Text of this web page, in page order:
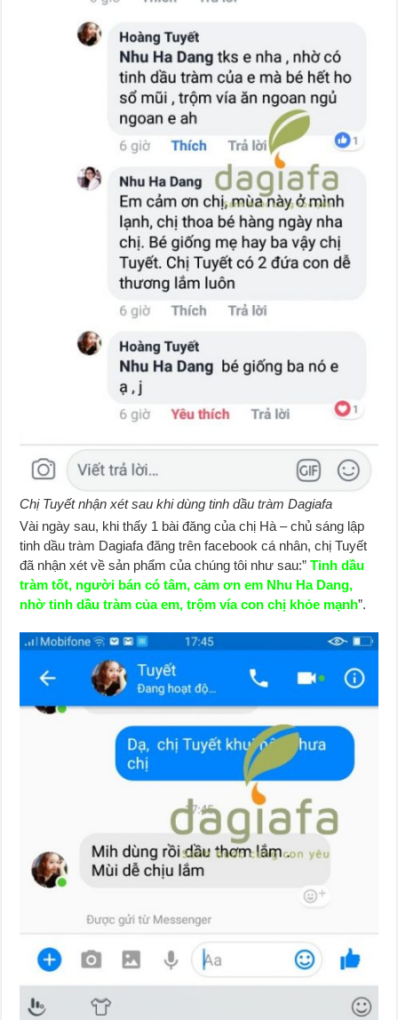
Chị Tuyết nhận xét sau khi dùng tinh dầu tràm Dagiafa
Vài ngày sau, khi thấy 1 bài đăng của chị Hà – chủ sáng lập
tinh dầu tràm Dagiafa đăng trên facebook cá nhân, chị Tuyết
đã nhận xét về sản phẩm của chúng tôi như sau:”Tinh dầu
tràm tốt, người bán có tâm, cảm ơn em Nhu Ha Dang,
nhờ tinh dầu tràm của em, trộm vía con chị khỏe mạnh”.